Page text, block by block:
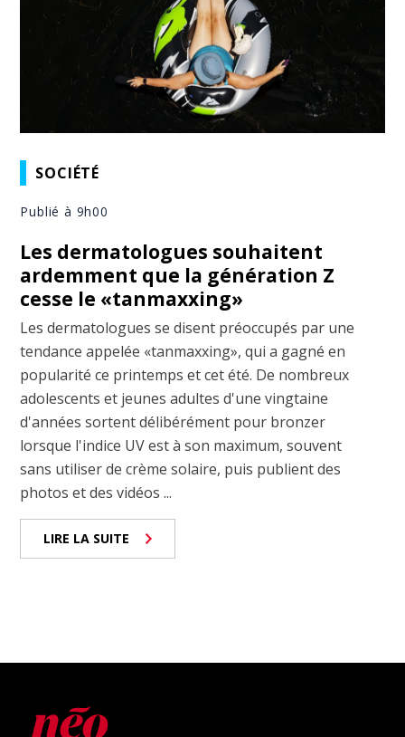
SOCIÉTÉ
Publié à 9h00
Les dermatologues souhaitent
ardemment que la génération Z
cesse le «tanmaxxing»
Les dermatologues se disent préoccupés par une
tendance appelée «tanmaxxing», qui a gagné en
popularité ce printemps et cet été. De nombreux
adolescents et jeunes adultes d'une vingtaine
d'années sortent délibérément pour bronzer
lorsque l'indice UV est à son maximum, souvent
sans utiliser de crème solaire, puis publient des
photos et des vidéos ...
LIRE LA SUITE